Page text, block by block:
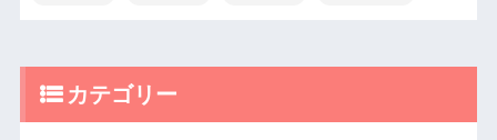
カテゴリー